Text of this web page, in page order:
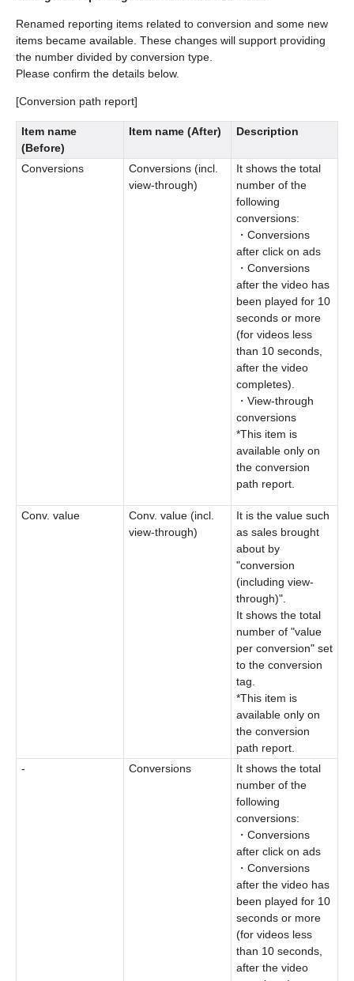
Renamed reporting items related to conversion and some new
items became available. These changes will support providing
the number divided by conversion type.
Please confirm the details below.
[Conversion path report]
Item name
(Before)
Item name (After) Description
Conversions
Conversions (incl.
view-through)
It shows the total
number of the
following
conversions:
・Conversions
after click on ads
・Conversions
after the video has
been played for 10
seconds or more
(for videos less
than 10 seconds,
after the video
completes).
・View-through
conversions
*This item is
available only on
the conversion
path report.
Conv. value
Conv. value (incl.
view-through)
It is the value such
as sales brought
about by
"conversion
(including view-
through)".
It shows the total
number of "value
per conversion" set
to the conversion
tag.
*This item is
available only on
the conversion
path report.
-
Conversions
It shows the total
number of the
following
conversions:
・Conversions
after click on ads
・Conversions
after the video has
been played for 10
seconds or more
(for videos less
than 10 seconds,
after the video